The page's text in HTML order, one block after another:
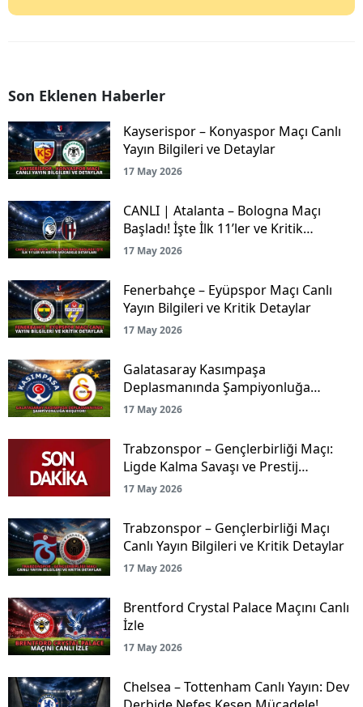
Son Eklenen Haberler
Kayserispor – Konyaspor Maçı Canlı
Yayın Bilgileri ve Detaylar
17 May 2026
CANLI | Atalanta – Bologna Maçı
Başladı! İşte İlk 11’ler ve Kritik
Mücadele Detayları
17 May 2026
Fenerbahçe – Eyüpspor Maçı Canlı
Yayın Bilgileri ve Kritik Detaylar
17 May 2026
Galatasaray Kasımpaşa
Deplasmanında Şampiyonluğa
Koşuyor!
17 May 2026
Trabzonspor – Gençlerbirliği Maçı:
Ligde Kalma Savaşı ve Prestij
Mücadelesi Canlı Yayınla Ekranlarda!
17 May 2026
Trabzonspor – Gençlerbirliği Maçı
Canlı Yayın Bilgileri ve Kritik Detaylar
17 May 2026
Brentford Crystal Palace Maçını Canlı
İzle
17 May 2026
Chelsea – Tottenham Canlı Yayın: Dev